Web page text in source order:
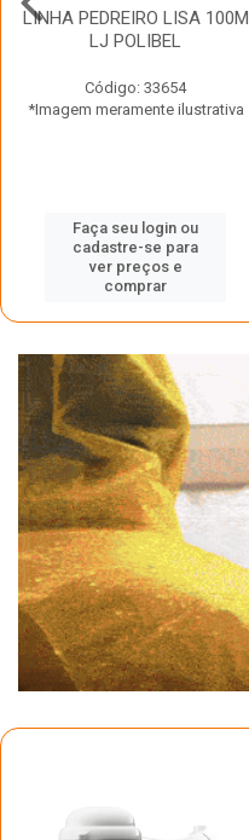
LINHA PEDREIRO LISA 100M
LJ POLIBEL
Código: 33654
*Imagem meramente ilustrativa
Faça seu login ou
cadastre-se para
ver preços e
comprar